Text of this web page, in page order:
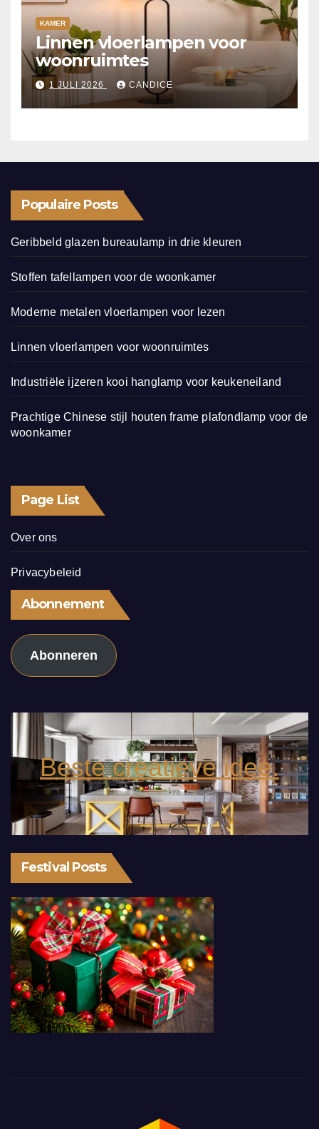
KAMER
Linnen vloerlampen voor
woonruimtes
1 JULI 2026 CANDICE
Populaire Posts
Geribbeld glazen bureaulamp in drie kleuren
Stoffen tafellampen voor de woonkamer
Moderne metalen vloerlampen voor lezen
Linnen vloerlampen voor woonruimtes
Industriële ijzeren kooi hanglamp voor keukeneiland
Prachtige Chinese stijl houten frame plafondlamp voor de
woonkamer
Page List
Over ons
Privacybeleid
Abonnement
Abonneren
Beste creatieve idee.
Festival Posts